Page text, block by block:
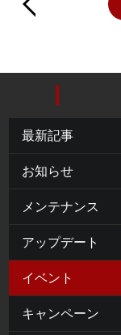
最新記事
お知らせ
メンテナンス
アップデート
イベント
キャンペーン